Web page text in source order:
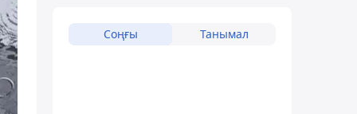
Соңғы Танымал